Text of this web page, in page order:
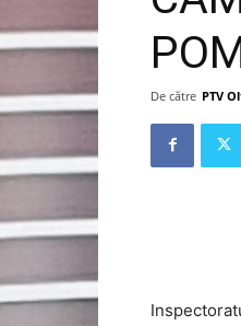
De către PTV